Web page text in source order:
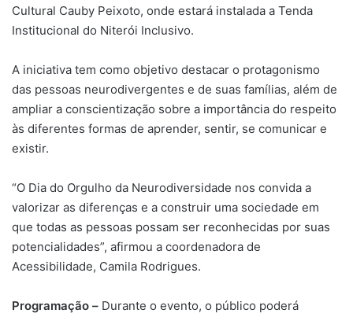
Cultural Cauby Peixoto, onde estará instalada a Tenda
Institucional do Niterói Inclusivo.
A iniciativa tem como objetivo destacar o protagonismo
das pessoas neurodivergentes e de suas famílias, além de
ampliar a conscientização sobre a importância do respeito
às diferentes formas de aprender, sentir, se comunicar e
existir.
“O Dia do Orgulho da Neurodiversidade nos convida a
valorizar as diferenças e a construir uma sociedade em
que todas as pessoas possam ser reconhecidas por suas
potencialidades”, afirmou a coordenadora de
Acessibilidade, Camila Rodrigues.
Programação – Durante o evento, o público poderá